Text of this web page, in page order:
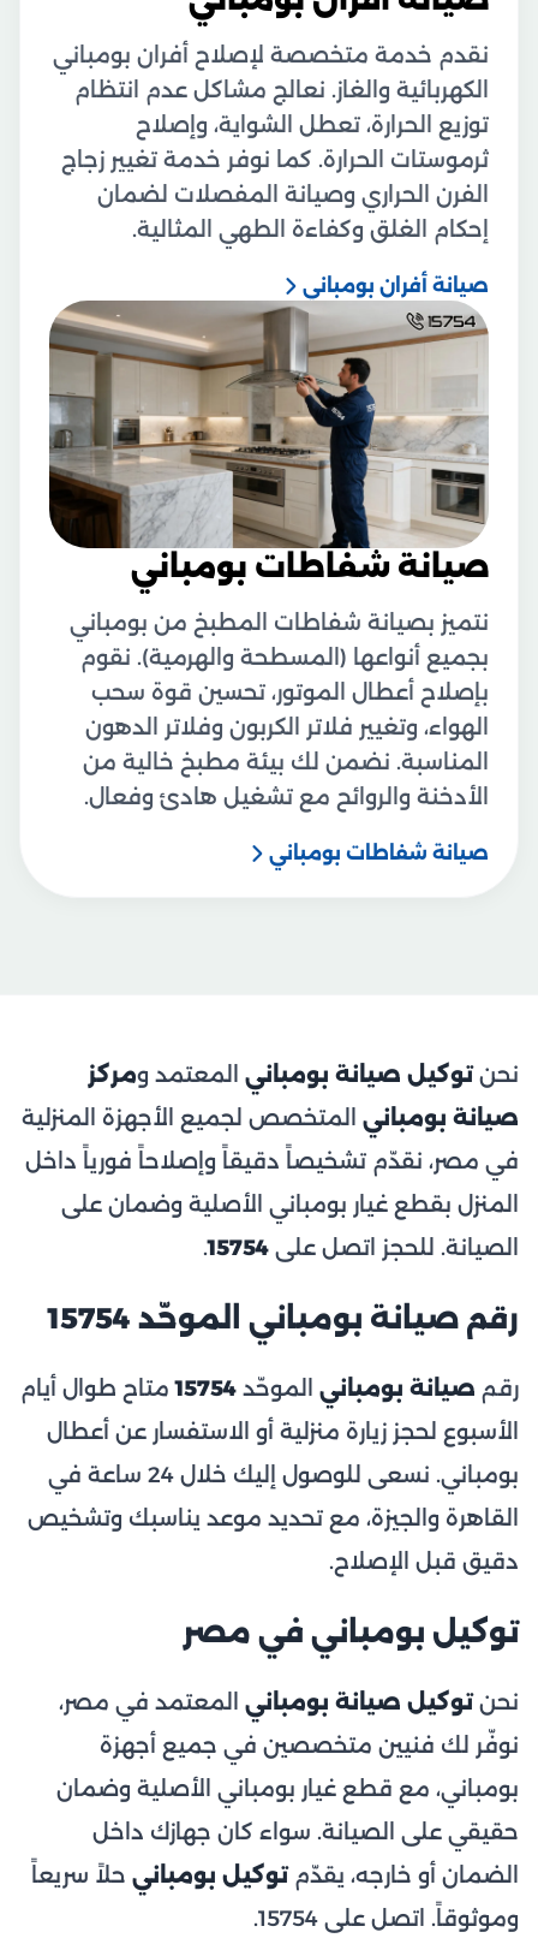
نقدم خدمة متخصصة لإصلاح أفران بومباني
الكهربائية والغاز. نعالج مشاكل عدم انتظام
توزيع الحرارة، تعطل الشواية، وإصلاح
ثرموستات الحرارة. كما نوفر خدمة تغيير زجاج
الفرن الحراري وصيانة المفصلات لضمان
إحكام الغلق وكفاءة الطهي المثالية.
صيانة أفران بومباني
صيانة شفاطات بومباني
نتميز بصيانة شفاطات المطبخ من بومباني
بجميع أنواعها (المسطحة والهرمية). نقوم
بإصلاح أعطال الموتور، تحسين قوة سحب
الهواء، وتغيير فلاتر الكربون وفلاتر الدهون
المناسبة. نضمن لك بيئة مطبخ خالية من
الأدخنة والروائح مع تشغيل هادئ وفعال.
صيانة شفاطات بومباني
نحنتوكيل صيانة بومباني المعتمد ومركز
صيانة بومباني المتخصص لجميع الأجهزة المنزلية
في مصر، نقدّم تشخيصاً دقيقاً وإصلاحاً فورياً داخل
المنزل بقطع غيار بومباني الأصلية وضمان على
الصيانة. للحجز اتصل على 15754
.
رقم صيانة بومباني الموحّد 15754
رقم صيانة بومباني الموحّد 15754متاح طوال أيام
الأسبوع لحجز زيارة منزلية أو الاستفسار عن أعطال
بومباني. نسعى للوصول إليك خلال 24 ساعة في
القاهرة والجيزة، مع تحديد موعد يناسبك وتشخيص
دقيق قبل الإصلاح.
توكيل بومباني في مصر
نحنتوكيل صيانة بومباني المعتمد في مصر،
نوفّر لك فنيين متخصصين في جميع أجهزة
بومباني، مع قطع غيار بومباني الأصلية وضمان
حقيقي على الصيانة. سواء كان جهازك داخل
الضمان أو خارجه، يقدّمتوكيل بومباني حلاً سريعاً
وموثوقاً. اتصل على 15754.